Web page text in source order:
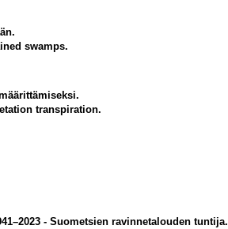
swamps.
transpiration.
- Suometsien ravinnetalouden tuntija.